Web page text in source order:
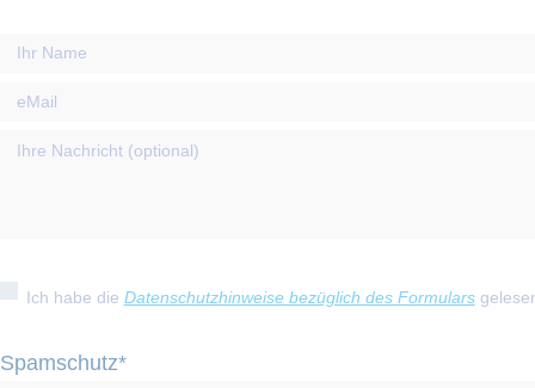
Ich habe die Datenschutzhinweise bezüglich des Formulars
Spamschutz*